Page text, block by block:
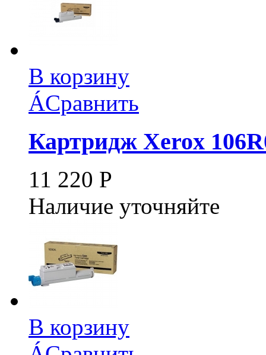
В корзину
ÁСравнить
Картридж Xerox
11 220 Р
Наличие уточняйте
В корзину